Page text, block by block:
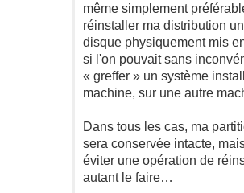
même simplement
réinstaller ma distribution
disque physiquement mis
si l'on pouvait sans
« greffer » un système
machine, sur une autre
Dans tous les cas, ma
sera conservée intacte,
éviter une opération de
autant le faire…